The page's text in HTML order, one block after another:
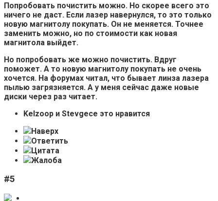
Попробовать почистить можно. Но скорее всего это
ничего не даст. Если лазер навернулся, то это только
новую магнитолу покупать. Он не меняется. Точнее
заменить можно, но по стоимости как новая
магнитола выйдет.
Но попробовать же можно почистить. Вдруг
поможет. А то новую магнитолу покупать не очень
хочется. На форумах читал, что бывает линза лазера
пылью загрязняется. А у меня сейчас даже новые
диски через раз читает.
Kelzoop и Stevgece это нравится
Наверх
Ответить
Цитата
Жалоба
#5